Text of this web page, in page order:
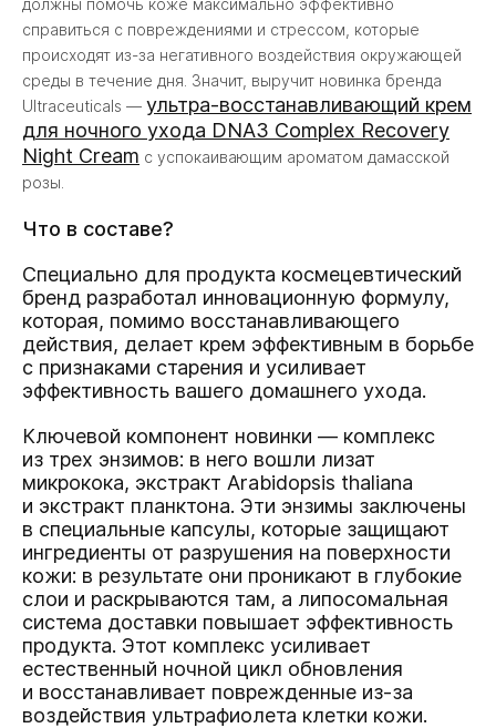
справиться с повреждениями и стрессом, которые
происходят из-за негативного воздействия окружающей
среды в течение дня. Значит, выручит новинка бренда
Ultraceuticals — ультра-восстанавливающий крем
для ночного ухода DNA3 Complex Recovery
Night Cream с успокаивающим ароматом дамасской
розы.
Что в составе?
Специально для продукта космецевтический
бренд разработал инновационную формулу,
которая, помимо восстанавливающего
действия, делает крем эффективным в борьбе
с признаками старения и усиливает
эффективность вашего домашнего ухода.
Ключевой компонент новинки — комплекс
из трех энзимов: в него вошли лизат
микрокока, экстракт Arabidopsis thaliana
и экстракт планктона. Эти энзимы заключены
в специальные капсулы, которые защищают
ингредиенты от разрушения на поверхности
кожи: в результате они проникают в глубокие
слои и раскрываются там, а липосомальная
система доставки повышает эффективность
продукта. Этот комплекс усиливает
естественный ночной цикл обновления
и восстанавливает поврежденные из-за
воздействия ультрафиолета клетки кожи.